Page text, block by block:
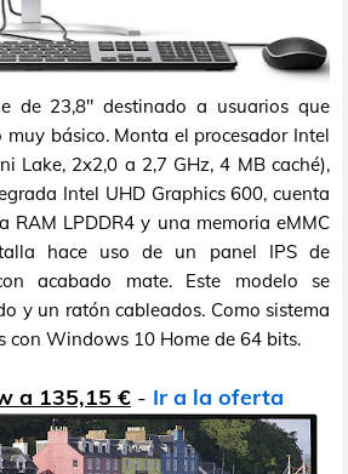
de 23,8" destinado a usuarios que
básico. Monta el procesador Intel
Lake, 2x2,0 a 2,7 GHz, 4 MB caché),
Intel UHD Graphics 600, cuenta
RAM LPDDR4 y una memoria eMMC
hace uso de un panel IPS de
acabado mate. Este modelo se
y un ratón cableados. Como sistema
con Windows 10 Home de 64 bits.
a 135,15 € - Ir a la oferta